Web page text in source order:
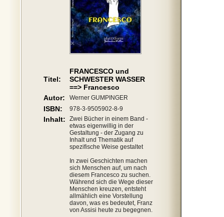
Titel:
FRANCESCO und
SCHWESTER WASSER
==> Francesco
Autor:
Werner GUMPINGER
ISBN: 978-3-9505902-8-9
Inhalt:
Zwei Bücher in einem Band -
etwas eigenwillig in der
Gestaltung - der Zugang zu
Inhalt und Thematik auf
spezifische Weise gestaltet
In zwei Geschichten machen
sich Menschen auf, um nach
diesem Francesco zu suchen.
Während sich die Wege dieser
Menschen kreuzen, entsteht
allmählich eine Vorstellung
davon, was es bedeutet, Franz
von Assisi heute zu begegnen.